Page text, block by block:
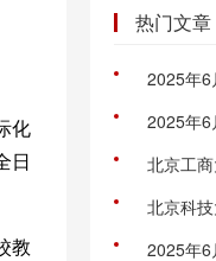
化
日
教
热门文章